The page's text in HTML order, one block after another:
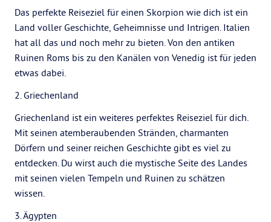
Das perfekte Reiseziel für einen Skorpion wie dich ist ein
Land voller Geschichte, Geheimnisse und Intrigen. Italien
hat all das und noch mehr zu bieten. Von den antiken
Ruinen Roms bis zu den Kanälen von Venedig ist für jeden
etwas dabei.
2. Griechenland
Griechenland ist ein weiteres perfektes Reiseziel für dich.
Mit seinen atemberaubenden Stränden, charmanten
Dörfern und seiner reichen Geschichte gibt es viel zu
entdecken. Du wirst auch die mystische Seite des Landes
mit seinen vielen Tempeln und Ruinen zu schätzen
wissen.
3. Ägypten